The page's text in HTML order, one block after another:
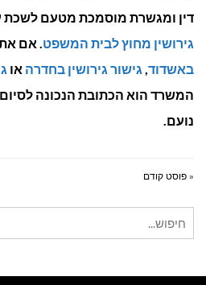
דין ומגשרת מוסמכת מטעם לשכת
גירושין מחוץ לבית המשפט. אם
באשדוד, גישור גירושין בחדרה או
המשרד הוא הכתובת הנכונה לסיום
נועם.
« פוסט קודם
עבור: